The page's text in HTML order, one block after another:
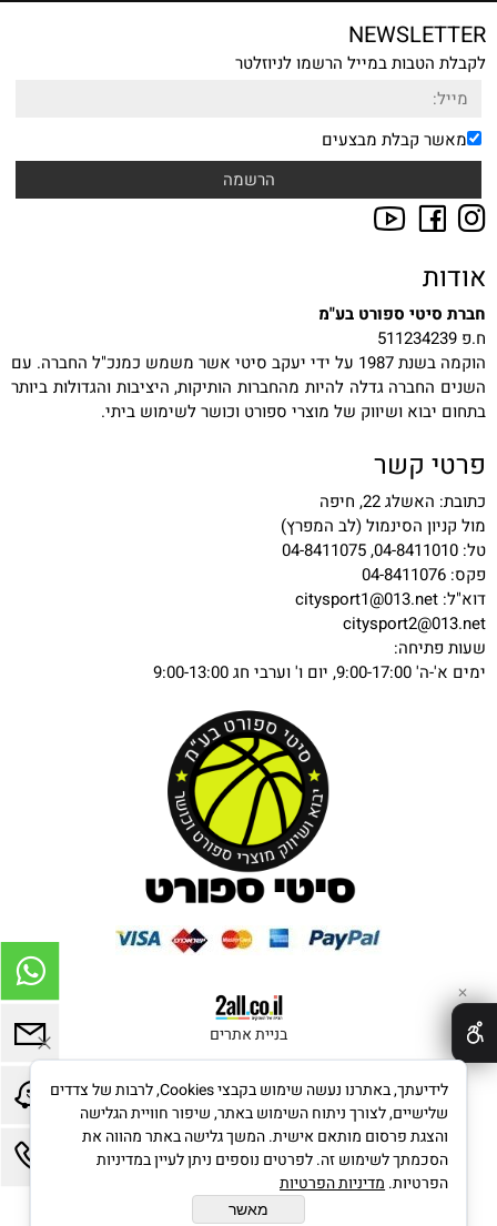
NEWSLETTER
לקבלת הטבות במייל הרשמו לניוזלטר
מאשר קבלת מבצעים
אודות
חברת סיטי ספורט בע"מ
ח.פ 511234239
הוקמה בשנת 1987 על ידי יעקב סיטי אשר משמש כמנכ"ל החברה. עם
השנים החברה גדלה להיות מהחברות הותיקות, היציבות והגדולות ביותר
בתחום יבוא ושיווק של מוצרי ספורט וכושר לשימוש ביתי.
פרטי קשר
כתובת: האשלג 22, חיפה
מול קניון הסינמול (לב המפרץ)
טל: 04-8411010, 04-8411075
פקס: 04-8411076
דוא"ל: citysport1@013.net
citysport2@013.net
שעות פתיחה:
ימים א'-ה' 9:00-17:00, יום ו' וערבי חג 9:00-13:00
בניית אתרים
✕
לידיעתך, באתרנו נעשה שימוש בקבצי Cookies, לרבות של צדדים
שלישיים, לצורך ניתוח השימוש באתר, שיפור חוויית הגלישה
והצגת פרסום מותאם אישית. המשך גלישה באתר מהווה את
הסכמתך לשימוש זה. לפרטים נוספים ניתן לעיין במדיניות
הפרטיות. מדיניות הפרטיות
מאשר